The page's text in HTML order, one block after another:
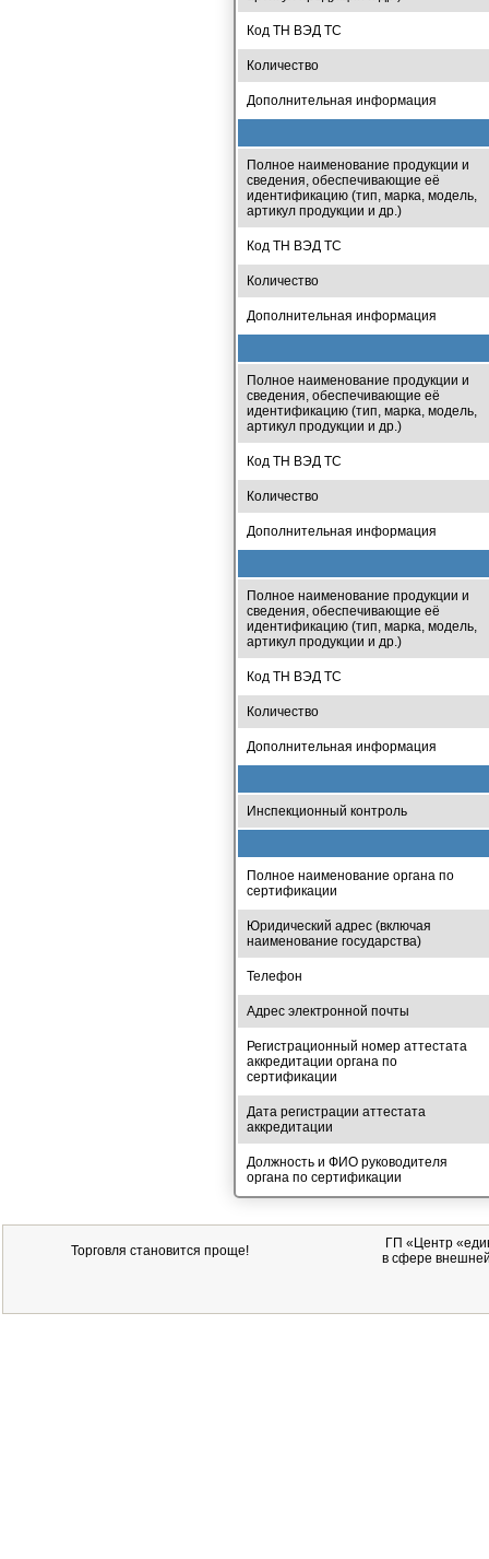
Код ТН ВЭД ТС
Количество
Дополнительная информация
Полное наименование продукции и
сведения, обеспечивающие её
идентификацию (тип, марка, модель,
артикул продукции и др.)
Код ТН ВЭД ТС
Количество
Дополнительная информация
Полное наименование продукции и
сведения, обеспечивающие её
идентификацию (тип, марка, модель,
артикул продукции и др.)
Код ТН ВЭД ТС
Количество
Дополнительная информация
Полное наименование продукции и
сведения, обеспечивающие её
идентификацию (тип, марка, модель,
артикул продукции и др.)
Код ТН ВЭД ТС
Количество
Дополнительная информация
Инспекционный контроль
Полное наименование органа по
сертификации
Юридический адрес (включая
наименование государства)
Телефон
Адрес электронной почты
Регистрационный номер аттестата
аккредитации органа по
сертификации
Дата регистрации аттестата
аккредитации
Должность и ФИО руководителя
органа по сертификации
Торговля становится проще! ГП «Центр
в сфере